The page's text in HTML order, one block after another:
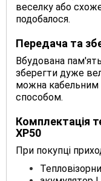
веселку або
подобалося.
Передача та
Вбудована
зберегти дуже
можна кабельним
способом.
Комплектація
XP50
При покупці